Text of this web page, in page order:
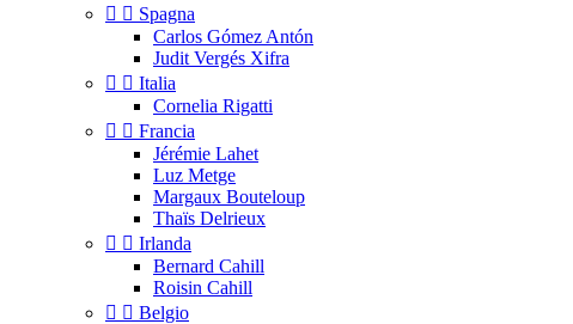
  Spagna
Carlos Gómez Antón
Judit Vergés Xifra
  Italia
Cornelia Rigatti
  Francia
Jérémie Lahet
Luz Metge
Margaux Bouteloup
Thaïs Delrieux
  Irlanda
Bernard Cahill
Roisin Cahill
  Belgio